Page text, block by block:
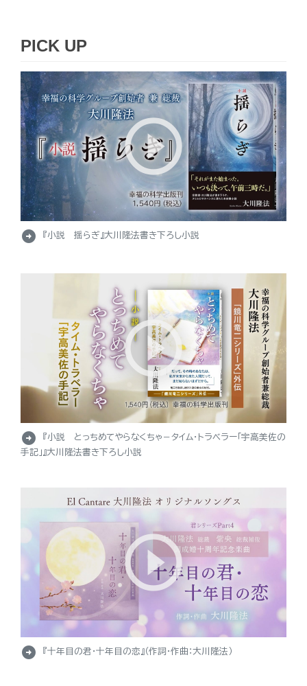
PICK UP
arrow_circle_right 『小説 揺らぎ』大川隆法書き下ろし小説
arrow_circle_right
『小説 とっちめてやらなくちゃ－タイム・トラベラー「宇高美佐の
手記」』大川隆法書き下ろし小説
arrow_circle_right 『十年目の君・十年目の恋』（作詞・作曲：大川隆法）